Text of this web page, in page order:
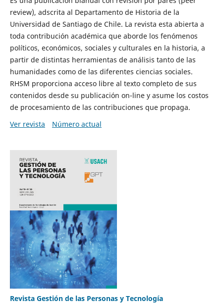
review), adscrita al Departamento de Historia de la
Universidad de Santiago de Chile. La revista esta abierta a
toda contribución académica que aborde los fenómenos
políticos, económicos, sociales y culturales en la historia, a
partir de distintas herramientas de análisis tanto de las
humanidades como de las diferentes ciencias sociales.
RHSM proporciona acceso libre al texto completo de sus
contenidos desde su publicación on-line y asume los costos
de procesamiento de las contribuciones que propaga.
Ver revista
Número actual
Revista Gestión de las Personas y Tecnología